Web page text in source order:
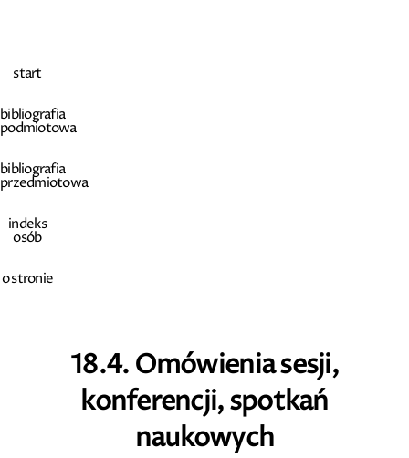
start
bibliografia
podmiotowa
bibliografia
przedmiotowa
indeks
osób
o stronie
18.4. Omówienia sesji,
konferencji, spotkań
naukowych